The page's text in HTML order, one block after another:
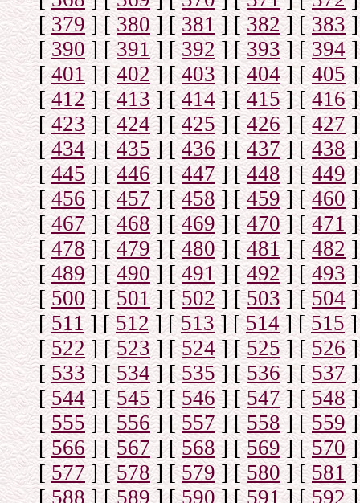
[379] [380] [381] [382] [383]
[390] [391] [392] [393] [394]
[401] [402] [403] [404] [405]
[412] [413] [414] [415] [416]
[423] [424] [425] [426] [427]
[434] [435] [ 436] [437] [438]
[445] [446] [447] [448] [449]
[456] [457] [458] [459] [460]
[467] [468] [469] [470] [471]
[478] [479] [480] [481] [482]
[489] [490] [491] [492] [493]
[500] [501] [502] [503] [504]
[511] [512] [513] [514] [515]
[522] [523] [524] [525] [526]
[533] [534] [535] [536] [537]
[544] [545] [546] [547] [548]
[555] [556] [557] [558] [559]
[566] [567] [568] [569] [570]
[577] [578] [579] [580] [581]
[588] [589] [590] [591] [592]